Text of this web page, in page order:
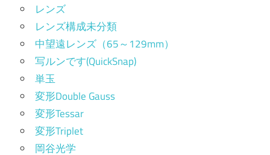
レンズ
レンズ構成未分類
中望遠レンズ（65～129mm）
写ルンです(QuickSnap)
単玉
変形Double Gauss
変形Tessar
変形Triplet
岡谷光学